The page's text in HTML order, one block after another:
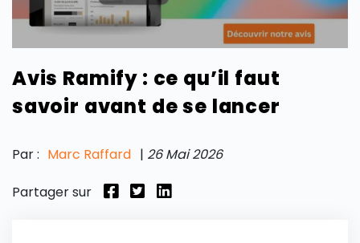
TOUS LES THÈMES
Avis Ramify : ce qu’il faut
savoir avant de se lancer
Par : Marc Raffard | 26 Mai 2026
Partager sur